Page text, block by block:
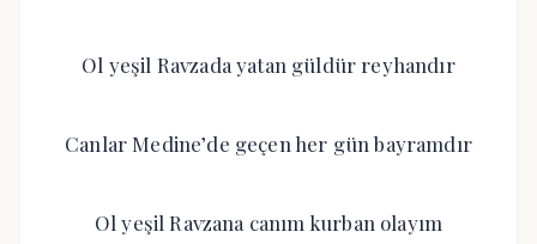
Ol yeşil Ravzada yatan güldür reyhandır
Canlar Medine’de geçen her gün bayramdır
Ol yeşil Ravzana canım kurban olayım